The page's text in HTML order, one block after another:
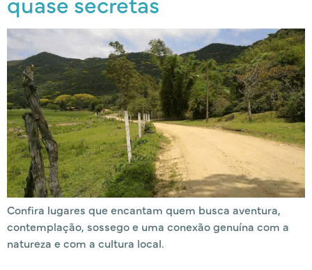
Confira lugares que encantam quem busca aventura,
contemplação, sossego e uma conexão genuína com a
natureza e com a cultura local.